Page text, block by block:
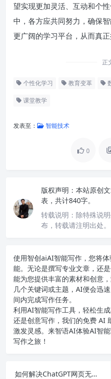
望实现更加灵活、互动和个
中，各方应共同努力，确保
更广阔的学习平台，从而真正
正
个性化学习 教育变革
课堂教学
发表至： 智能技术
0
版权声明： 本站原创
表，共计840字。
转载说明： 除特殊说
布，转载请注明出处。
使用智创aiAI智能写作 ，您将
能。无论是撰写专业文章，还
能为您提供丰富的素材和创意
几个关键词或主题，AI便会迅
间内完成写作任务。
利用AI智能写作工具，轻松生
还是创意写作，我们的免费 AI
激发灵感。来智语AI体验AI智
写作之旅！
如何解决ChatGPT网页无法连接的问题，轻松搭建自己的个人销售网站！